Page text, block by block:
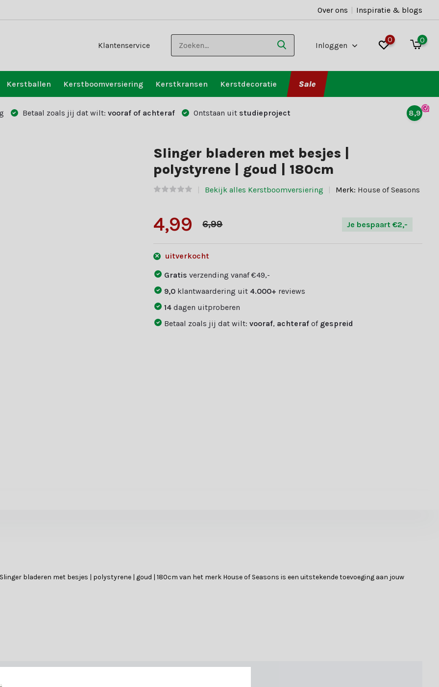
Over ons | Inspiratie & blogs
Klantenservice Inloggen
0 0
Kerstballen Kerstboomversiering Kerstkransen Kerstdecoratie Sale
Betaal zoals jij dat wilt: vooraf of achteraf Ontstaan uit studieproject 8,9
Slinger bladeren met besjes |
polystyrene | goud | 180cm
Bekijk alles Kerstboomversiering Merk: House of Seasons
4,99 6,99 Je bespaart €2,-
uitverkocht
Gratisverzending vanaf €49,-
9,0 klantwaardering uit 4.000+ reviews
14dagen uitproberen
Betaal zoals jij dat wilt:vooraf, achteraf of gespreid
bladeren met besjes | polystyrene | goud | 180cm van het merk House of Seasons is een uitstekende toevoeging aan jouw
voor dit product, bij vragen neem dan contact op met één van onze klantenservicemedewerkers.
en met onze handige keuzehulp vind je precies wat je zoekt.